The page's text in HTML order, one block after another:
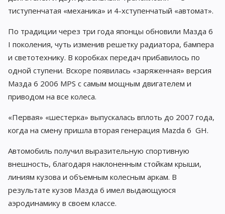
тиступенчатая «механика» и 4-хступенчатый «автомат».
По традиции через три года японцы обновили Мазда 6
I поколения, чуть изменив решетку радиатора, бампера
и светотехнику. В коробках передач прибавилось по
одной ступени. Вскоре появилась «заряженная» версия
Мазда 6 2006 MPS с самым мощным двигателем и
приводом на все колеса.
«Первая» «шестерка» выпускалась вплоть до 2007 года,
когда на смену пришла вторая генерация Mazda 6 GH.
Автомобиль получил выразительную спортивную
внешность, благодаря наклоненным стойкам крыши,
линиям кузова и объемным колесным аркам. В
результате кузов Мазда 6 имел выдающуюся
аэродинамику в своем классе.